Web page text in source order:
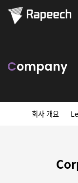
Company
회사 개요
C